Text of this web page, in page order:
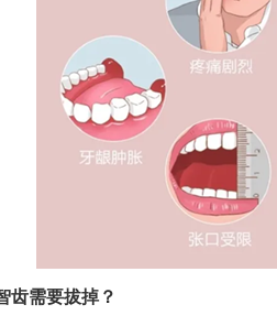
齿需要拔掉？